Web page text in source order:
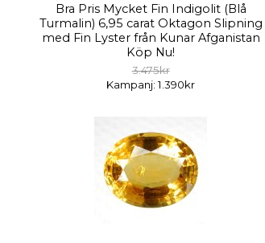
Bra Pris Mycket Fin Indigolit (Blå
Turmalin) 6,95 carat Oktagon Slipning
med Fin Lyster från Kunar Afganistan
Köp Nu!
3.475kr
Kampanj: 1.390kr